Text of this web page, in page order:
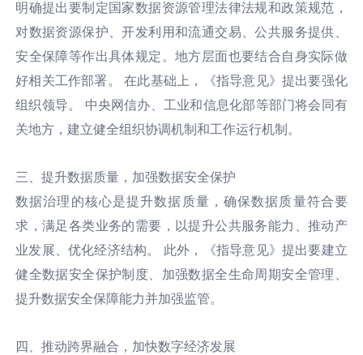
明确提出要制定国家数据资源管理法律法规和政策规范，
对数据资源保护、开发利用和流通交易、公共服务提供、
安全保障等作出具体规定。地方层面也要结合自身实际做
好相关工作部署。
在此基础上，《指导意见》提出要强化
组织领导。
中央网信办、工业和信息化部等部门将会同有
关地方，建立健全组织协调机制和工作运行机制。
三、提升数据质量，加强数据安全保护
数据治理的核心是提升数据质量，确保数据质量符合要
求，满足各类业务的需要，以提升公共服务能力、推动产
业发展、优化经济结构。
此外，《指导意见》提出要建立
健全数据安全保护制度、加强数据全生命周期安全管理、
提升数据安全保障能力并加强监管。
四、推动跨界融合，加快数字经济发展